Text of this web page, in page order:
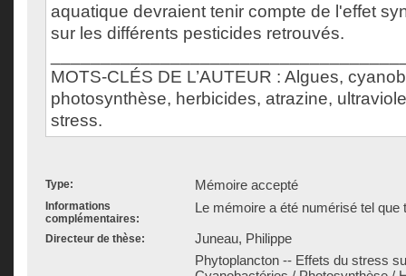
aquatique devraient tenir compte de l'effet
sur les différents pesticides retrouvés.
MOTS-CLÉS DE L’AUTEUR : Algues,
photosynthèse, herbicides, atrazine,
stress.
Type: Mémoire accepté
Informations
complémentaires:
Le mémoire a été numérisé tel que
Directeur de thèse: Juneau, Philippe
Phytoplancton -- Effets du stress